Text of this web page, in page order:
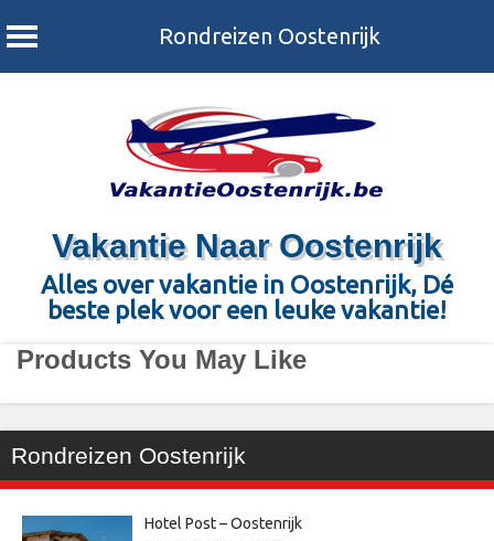
Rondreizen Oostenrijk
Vakantie Naar Oostenrijk
Alles over vakantie in Oostenrijk, Dé
beste plek voor een leuke vakantie!
Products You May Like
Rondreizen Oostenrijk
Hotel Post – Oostenrijk